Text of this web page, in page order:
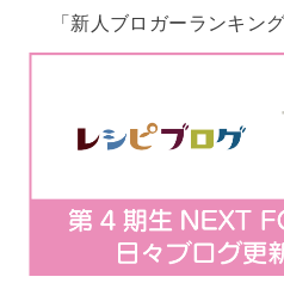
「新人ブロガーランキン